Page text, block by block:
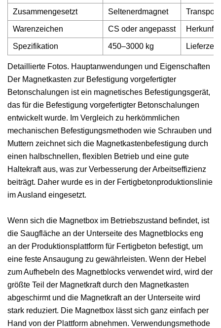
Zusammengesetzt Seltenerdmagnet
Warenzeichen CS oder angepasst Herkunft
Spezifikation 450–3000 kg Lieferzeit
Detaillierte Fotos. Hauptanwendungen und Eigenschaften
Der Magnetkasten zur Befestigung vorgefertigter
Betonschalungen ist ein magnetisches Befestigungsgerät,
das für die Befestigung vorgefertigter Betonschalungen
entwickelt wurde. Im Vergleich zu herkömmlichen
mechanischen Befestigungsmethoden wie Schrauben und
Muttern zeichnet sich die Magnetkastenbefestigung durch
einen halbschnellen, flexiblen Betrieb und eine gute
Haltekraft aus, was zur Verbesserung der Arbeitseffizienz
beiträgt. Daher wurde es in der Fertigbetonproduktionslinie
im Ausland eingesetzt.
Wenn sich die Magnetbox im Betriebszustand befindet, ist
die Saugfläche an der Unterseite des Magnetblocks eng
an der Produktionsplattform für Fertigbeton befestigt, um
eine feste Ansaugung zu gewährleisten. Wenn der Hebel
zum Aufhebeln des Magnetblocks verwendet wird, wird der
größte Teil der Magnetkraft durch den Magnetkasten
abgeschirmt und die Magnetkraft an der Unterseite wird
stark reduziert. Die Magnetbox lässt sich ganz einfach per
Hand von der Plattform abnehmen. Verwendungsmethode